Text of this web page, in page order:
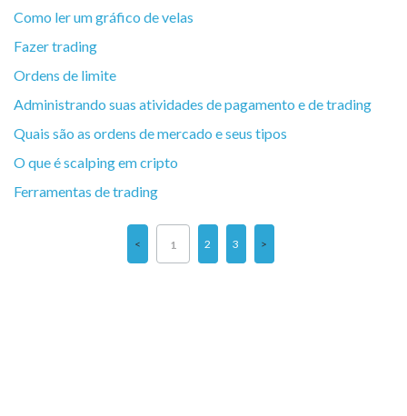
Como ler um gráfico de velas
Fazer trading
Ordens de limite
Administrando suas atividades de pagamento e de trading
Quais são as ordens de mercado e seus tipos
O que é scalping em cripto
Ferramentas de trading
1 2 3